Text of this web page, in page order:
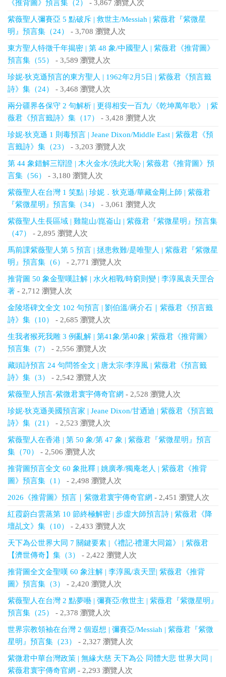
《推背圖》預言集（2）
- 3,867 瀏覽人次
紫薇聖人彌賽亞 5 點破斥 | 救世主/Messiah | 紫薇君『紫微星
明』預言集（24）
- 3,708 瀏覽人次
東方聖人特徵千年揭密 | 第 48 象/中國聖人 | 紫薇君《推背圖》
預言集（55）
- 3,589 瀏覽人次
珍妮‧狄克遜預言的東方聖人 | 1962年2月5日 | 紫薇君《預言籤
詩》集（24）
- 3,468 瀏覽人次
兩分疆界各保守 2 句解析 | 更得相安一百九/《乾坤萬年歌》 | 紫
薇君《預言籤詩》集（17）
- 3,428 瀏覽人次
珍妮‧狄克遜 1 則毒預言 | Jeane Dixon/Middle East | 紫薇君《預
言籤詩》集（23）
- 3,203 瀏覽人次
第 44 象錯解三辯證 | 木火金水/洗此大恥 | 紫薇君《推背圖》預
言集（56）
- 3,180 瀏覽人次
紫薇聖人在台灣 1 笑點 | 珍妮．狄克遜/華藏金剛上師 | 紫薇君
『紫微星明』預言集（34）
- 3,061 瀏覽人次
紫薇聖人生長區域 | 雞龍山/崑崙山 | 紫薇君『紫微星明』預言集
（47）
- 2,895 瀏覽人次
馬前課紫薇聖人第 5 預言 | 拯患救難/是唯聖人 | 紫薇君『紫微星
明』預言集（6）
- 2,771 瀏覽人次
推背圖 50 象金聖嘆註解 | 水火相戰/時窮則變 | 李淳風袁天罡合
著 - 2,712 瀏覽人次
金陵塔碑文全文 102 句預言 | 劉伯溫/蔣介石｜紫薇君《預言籤
詩》集（10）
- 2,685 瀏覽人次
生我者猴死我雕 3 例亂解 | 第41象/第40象 | 紫薇君《推背圖》
預言集（7）
- 2,556 瀏覽人次
藏頭詩預言 24 句問答全文 | 唐太宗/李淳風 | 紫薇君《預言籤
詩》集（3）
- 2,542 瀏覽人次
紫薇聖人預言-紫微君寰宇傳奇官網 - 2,528 瀏覽人次
珍妮‧狄克遜美國預言家 | Jeane Dixon/甘迺迪 | 紫薇君《預言籤
詩》集（21）
- 2,523 瀏覽人次
紫薇聖人在香港 | 第 50 象/第 47 象 | 紫薇君『紫微星明』預言
集（70）
- 2,506 瀏覽人次
推背圖預言全文 60 象批釋 | 姚廣孝/獨庵老人 | 紫薇君《推背
圖》預言集（1）
- 2,498 瀏覽人次
2026《推背圖》預言｜紫微君寰宇傳奇官網 - 2,451 瀏覽人次
紅霞蔚白雲蒸第 10 節終極解密 | 步虛大師預言詩 | 紫薇君《降
壇乩文》集（10）
- 2,433 瀏覽人次
天下為公世界大同 7 關鍵要素 |《禮記‧禮運大同篇》 | 紫薇君
【濟世傳奇】集（3）
- 2,422 瀏覽人次
推背圖全文金聖嘆 60 象注解 | 李淳風/袁天罡| 紫薇君《推背
圖》預言集（3）
- 2,420 瀏覽人次
紫薇聖人在台灣 2 點夢囈 | 彌賽亞/救世主 | 紫薇君『紫微星明』
預言集（25）
- 2,378 瀏覽人次
世界宗教領袖在台灣 2 個遐想 | 彌賽亞/Messiah | 紫薇君『紫微
星明』預言集（23）
- 2,327 瀏覽人次
紫微君中華台灣政策 | 無緣大慈 天下為公 同體大悲 世界大同 |
紫薇君寰宇傳奇官網 - 2,293 瀏覽人次